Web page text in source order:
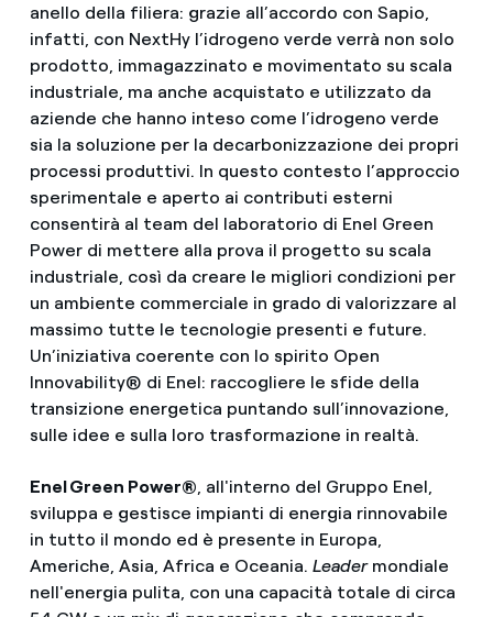
anello della filiera: grazie all’accordo con Sapio,
infatti, con NextHy l’idrogeno verde verrà non solo
prodotto, immagazzinato e movimentato su scala
industriale, ma anche acquistato e utilizzato da
aziende che hanno inteso come l’idrogeno verde
sia la soluzione per la decarbonizzazione dei propri
processi produttivi. In questo contesto l’approccio
sperimentale e aperto ai contributi esterni
consentirà al team del laboratorio di Enel Green
Power di mettere alla prova il progetto su scala
industriale, così da creare le migliori condizioni per
un ambiente commerciale in grado di valorizzare al
massimo tutte le tecnologie presenti e future.
Un’iniziativa coerente con lo spirito Open
Innovability® di Enel: raccogliere le sfide della
transizione energetica puntando sull’innovazione,
sulle idee e sulla loro trasformazione in realtà.
Enel Green Power® , all'interno del Gruppo Enel,
sviluppa e gestisce impianti di energia rinnovabile
in tutto il mondo ed è presente in Europa,
Americhe, Asia, Africa e Oceania. Leadermondiale
nell'energia pulita, con una capacità totale di circa